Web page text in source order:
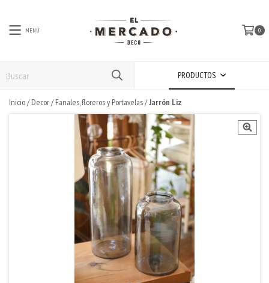
MENÚ 0
PRODUCTOS
Inicio/ Decor/ Fanales, floreros y Portavelas/Jarrón Liz